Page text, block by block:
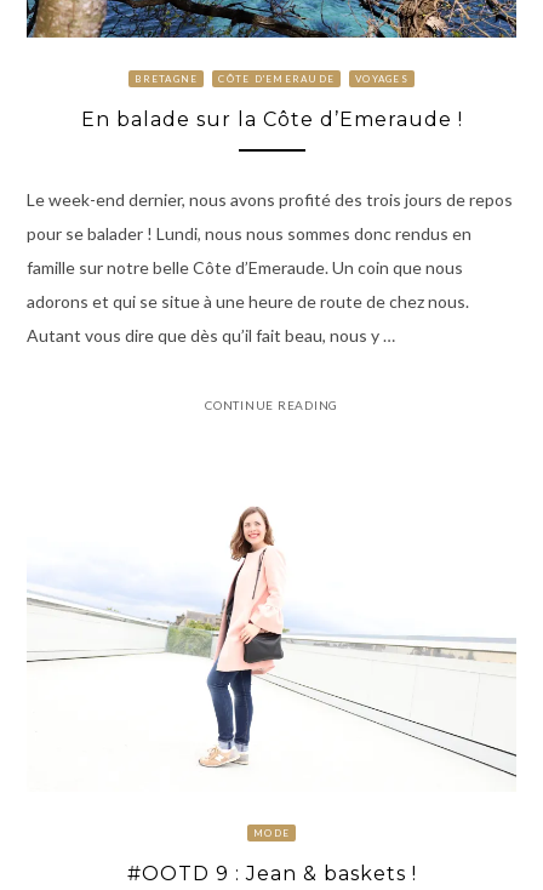
BRETAGNE CÔTE D'EMERAUDE VOYAGES
En balade sur la Côte d’Emeraude !
Le week-end dernier, nous avons profité des trois jours de repos
pour se balader ! Lundi, nous nous sommes donc rendus en
famille sur notre belle Côte d’Emeraude. Un coin que nous
adorons et qui se situe à une heure de route de chez nous.
Autant vous dire que dès qu’il fait beau, nous y …
CONTINUE READING
MODE
#OOTD 9 : Jean & baskets !